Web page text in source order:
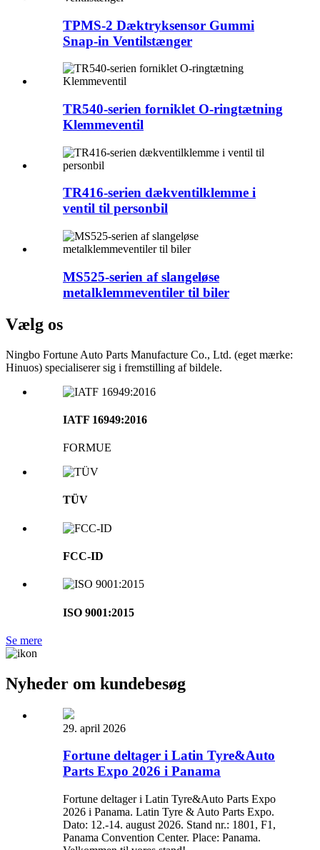
TPMS-2 Dæktryksensor Gummi
Snap-in Ventilstænger
TR540-serien forniklet O-ringtætning
Klemmeventil
TR416-serien dækventilklemme i
ventil til personbil
MS525-serien af ​​slangeløse
metalklemmeventiler til biler
Vælg os
Ningbo Fortune Auto Parts Manufacture Co., Ltd. (eget mærke:
Hinuos) specialiserer sig i fremstilling af bildele.
IATF 16949:2016
FORMUE
TÜV
FCC-ID
ISO 9001:2015
Se mere
Nyheder om kundebesøg
29. april 2026
Fortune deltager i Latin Tyre&Auto
Parts Expo 2026 i Panama
Fortune deltager i Latin Tyre&Auto Parts Expo
2026 i Panama. Latin Tyre & Auto Parts Expo.
Dato: 12.-14. august 2026. Stand nr.: 1801, F1,
Panama Convention Center. Place: Panama.